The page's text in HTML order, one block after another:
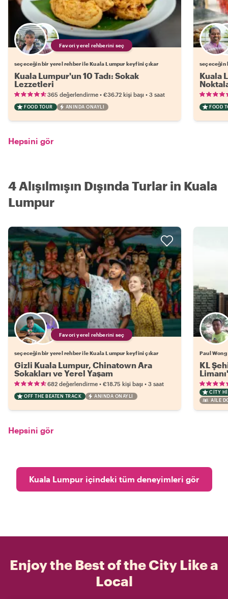
Favori yerel rehberini seç
seçeceğin bir yerel rehber ile Kuala Lumpur keyfini çıkar
Kuala Lumpur'un 10 Tadı: Sokak
Lezzetleri
365 değerlendirme • €36.72 kişi başı • 3 saat
FOOD TOUR ANINDA ONAYLI
seçeceğin
Kuala
FOOD
Hepsini gör
4 Alışılmışın Dışında Turlar in Kuala
Lumpur
Favori yerel rehberini seç
seçeceğin bir yerel rehber ile Kuala Lumpur keyfini çıkar
Gizli Kuala Lumpur, Chinatown Ara
Sokakları ve Yerel Yaşam
682 değerlendirme • €18.75 kişi başı • 3 saat
OFF THE BEATEN TRACK ANINDA ONAYLI
Paul
KL
CITY
AILE
Hepsini gör
Kuala Lumpur içindeki tüm deneyimleri gör
Enjoy the Best of the City Like a
Local